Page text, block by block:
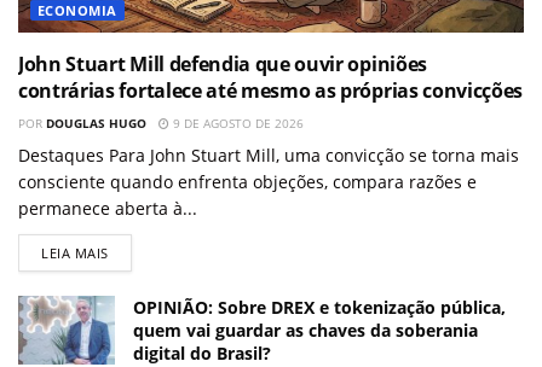
ECONOMIA
John Stuart Mill defendia que ouvir opiniões
contrárias fortalece até mesmo as próprias convicções
POR DOUGLAS HUGO 9 DE AGOSTO DE 2026
Destaques Para John Stuart Mill, uma convicção se torna mais
consciente quando enfrenta objeções, compara razões e
permanece aberta à...
LEIA MAIS
OPINIÃO: Sobre DREX e tokenização pública,
quem vai guardar as chaves da soberania
digital do Brasil?